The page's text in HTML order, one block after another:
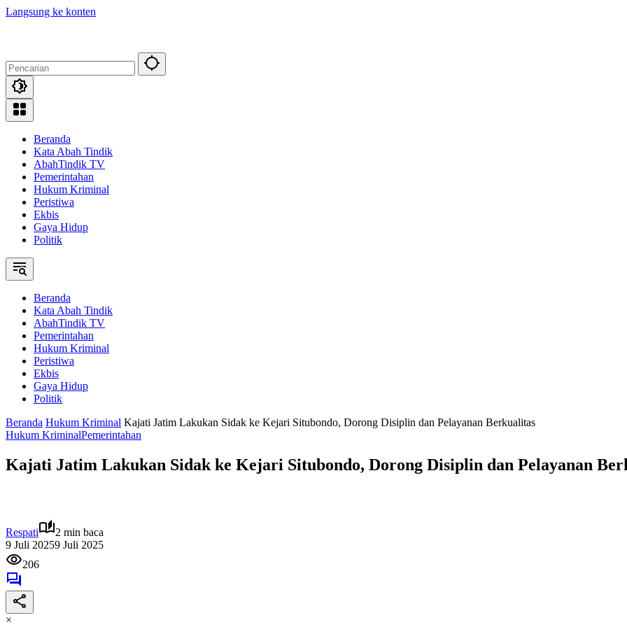
Langsung ke konten
Beranda
Kata Abah Tindik
AbahTindik TV
Pemerintahan
Hukum Kriminal
Peristiwa
Ekbis
Gaya Hidup
Politik
Beranda
Kata Abah Tindik
AbahTindik TV
Pemerintahan
Hukum Kriminal
Peristiwa
Ekbis
Gaya Hidup
Politik
Beranda Hukum Kriminal Kajati Jatim Lakukan Sidak ke Kejari Situbondo, Dorong Disiplin dan Pelayanan Berkualitas
Hukum KriminalPemerintahan
Kajati Jatim Lakukan Sidak ke Kejari Situbondo, Dorong Disiplin dan Pelayanan
Respati
2 min baca
9 Juli 20259 Juli 2025
206
×